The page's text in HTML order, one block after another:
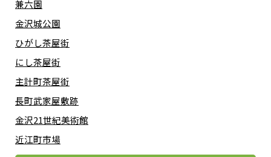
兼六園
金沢城公園
ひがし茶屋街
にし茶屋街
主計町茶屋街
長町武家屋敷跡
金沢21世紀美術館
近江町市場